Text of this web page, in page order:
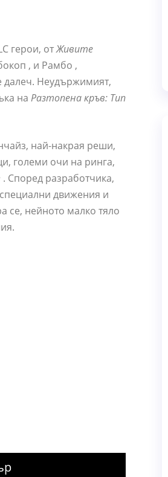
герои, отЖивите
, и Рамбо ,
далеч. Неудържимият,
на Разтопена кръв: Тип
най-накрая реши,
големи очи на ринга,
. Според разработчика,
движения и
се, нейното малко тяло